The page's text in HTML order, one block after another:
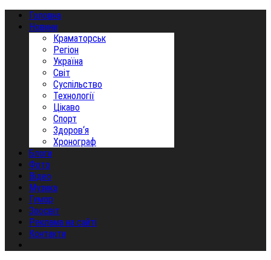
Головна
Новини
Краматорськ
Регіон
Україна
Світ
Суспільство
Технології
Цікаво
Спорт
Здоров‘я
Хронограф
Блоги
Фото
Відео
Музика
Гумор
Зоосвіт
Реклама на сайті
Контакти